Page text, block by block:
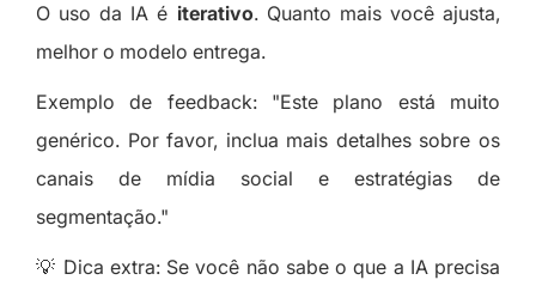
O uso da IA é iterativo. Quanto mais você ajusta,
melhor o modelo entrega.
Exemplo de feedback: "Este plano está muito
genérico. Por favor, inclua mais detalhes sobre os
canais de mídia social e estratégias de
segmentação."
💡 Dica extra: Se você não sabe o que a IA precisa